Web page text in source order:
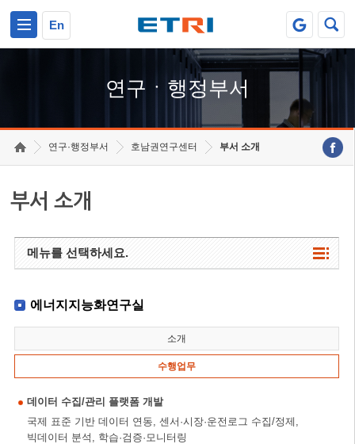
En
연구ㆍ행정부서
연구·행정부서 호남권연구센터 부서 소개
부서 소개
메뉴를 선택하세요.
에너지지능화연구실
소개
수행업무
데이터 수집/관리 플랫폼 개발
국제 표준 기반 데이터 연동, 센서·시장·운전로그 수집/정제,
빅데이터 분석, 학습·검증·모니터링